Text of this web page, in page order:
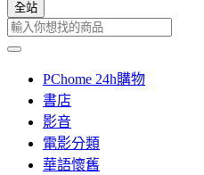
全站
PChome 24h購物
書店
影音
電影分類
華語懷舊